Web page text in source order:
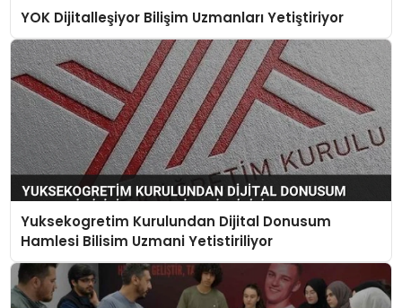
YOK Dijitalleşiyor Bilişim Uzmanları Yetiştiriyor
Yuksekogretim Kurulundan Dijital Donusum
Hamlesi Bilisim Uzmani Yetistiriliyor